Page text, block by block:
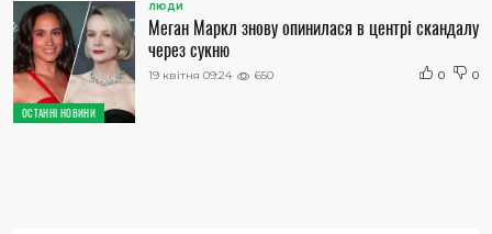
ОСТАННІ НОВИНИ
ЛЮДИ
Меган Маркл знову опинилася в центрі скандалу
через сукню
19 квітня 09:24 650 0 0